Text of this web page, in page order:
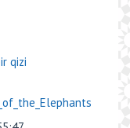
qizi